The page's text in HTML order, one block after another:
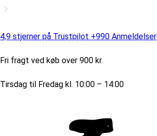
4,9 stjerner på Trustpilot +990 Anmeldelser
Fri fragt ved køb over 900 kr.
Tirsdag til Fredag kl. 10:00 – 14:00